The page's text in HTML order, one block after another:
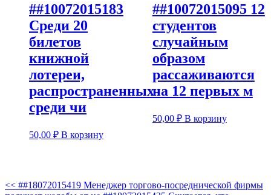
##10072015183
Среди 20
билетов
книжной
лотереи,
распространенных
среди чи
50,00 ₽ В корзину
##10072015095 12
студентов
случайным
образом
рассаживаются
на 12 первых м
50,00 ₽ В корзину
<< ##18072015419 Менеджер торгово-посреднической фирмы